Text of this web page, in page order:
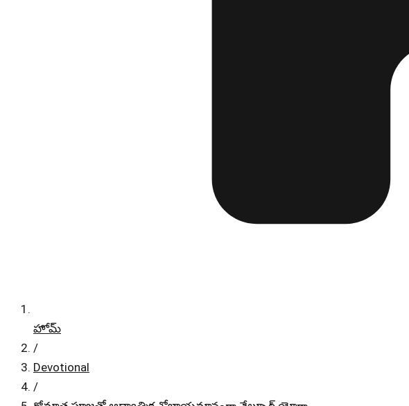
హోమ్
/
Devotional
/